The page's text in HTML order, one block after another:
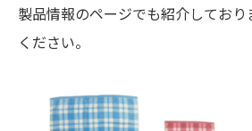
製品情報のページでも紹介してお
ください。